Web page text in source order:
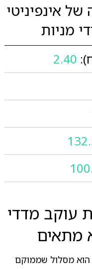
אינפיניטי
מניות
2.40
עוקב מדדי
מתאים
הוא מסלול שממוקם